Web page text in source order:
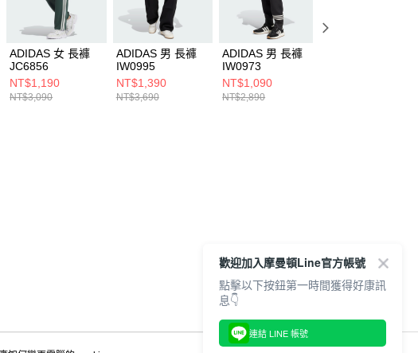
ADIDAS 女 長褲
JC6856
NT$1,190
NT$3,090
ADIDAS 男 長褲
IW0995
NT$1,390
NT$3,690
ADIDAS 男 長褲
IW0973
NT$1,090
NT$2,890
歡迎加入摩曼頓Line官方帳號
點擊以下按鈕第一時間獲得好康訊
息👇
連結 LINE 帳號